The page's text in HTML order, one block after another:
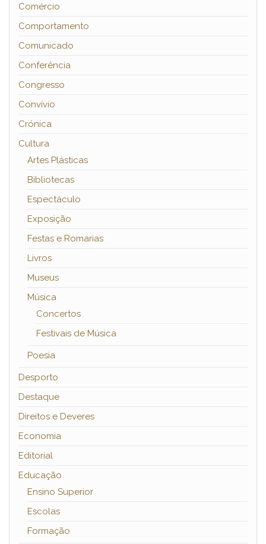
Comércio
Comportamento
Comunicado
Conferência
Congresso
Convívio
Crónica
Cultura
Artes Plásticas
Bibliotecas
Espectáculo
Exposição
Festas e Romarias
Livros
Museus
Música
Concertos
Festivais de Música
Poesia
Desporto
Destaque
Direitos e Deveres
Economia
Editorial
Educação
Ensino Superior
Escolas
Formação